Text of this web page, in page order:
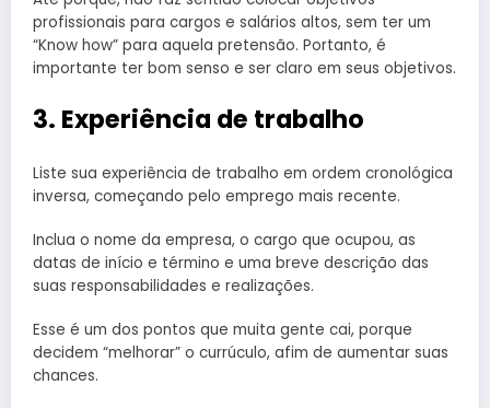
profissionais para cargos e salários altos, sem ter um
“Know how” para aquela pretensão. Portanto, é
importante ter bom senso e ser claro em seus objetivos.
3. Experiência de trabalho
Liste sua experiência de trabalho em ordem cronológica
inversa, começando pelo emprego mais recente.
Inclua o nome da empresa, o cargo que ocupou, as
datas de início e término e uma breve descrição das
suas responsabilidades e realizações.
Esse é um dos pontos que muita gente cai, porque
decidem “melhorar” o currúculo, afim de aumentar suas
chances.